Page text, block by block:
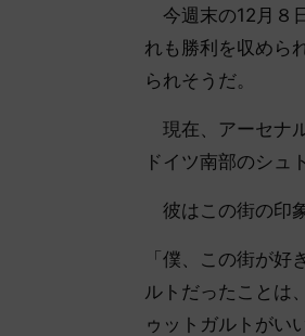
今週末の12月８
れも勝利を収めら
られそうだ。
現在、アーセナ
ドイツ南部のシュ
彼はこの街の印
「僕、この街が
ルトだったことは
ゥットガルトがい